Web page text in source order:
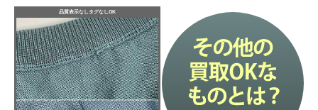
品質表示なしタグなしOK